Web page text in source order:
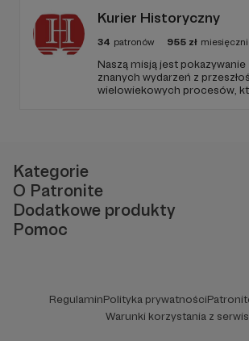
Kurier Historyczny
34 patronów 955 zł
Naszą misją jest
znanych wydarzeń z
wielowiekowych procesów,
Kategorie
O Patronite
Dodatkowe produkty
Pomoc
RegulaminPolityka prywatności
Warunki korzystania z